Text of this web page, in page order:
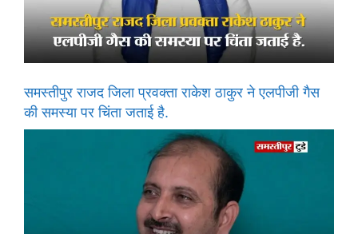
समस्तीपुर राजद जिला प्रवक्ता राकेश ठाकुर ने एलपीजी गैस
की समस्या पर चिंता जताई है.